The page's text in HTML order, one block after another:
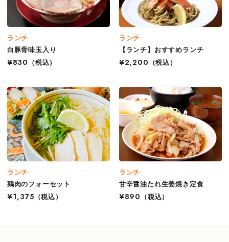
ランチ
白豚骨味玉入り
¥830
（税込）
ランチ
【ランチ】おすすめランチ
¥2,200
（税込）
ランチ
鶏肉のフォーセット
¥1,375 （税込）
ランチ
甘辛醤油たれ生姜焼き定食
¥890
（税込）